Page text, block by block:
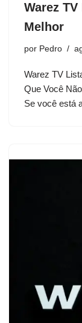
Warez
Melhor
por Pedro
Warez TV
Que Você
Se você está